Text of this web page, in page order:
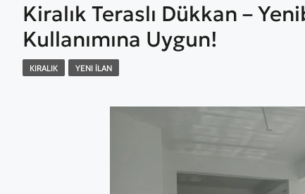
Kiralık Teraslı Dükkan –
Kullanımına Uygun!
KIRALIK YENI İLAN